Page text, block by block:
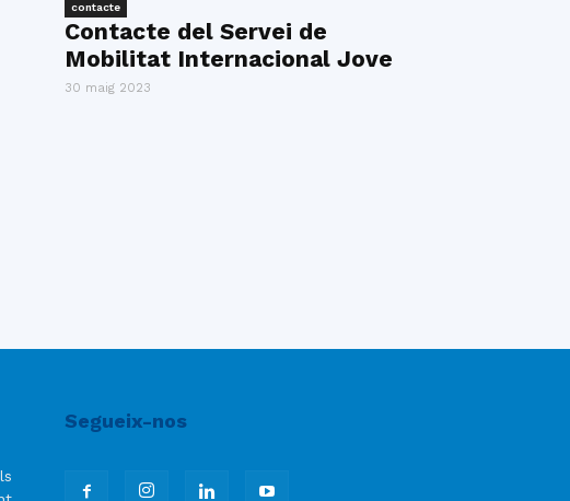
contacte
Contacte del Servei de
Mobilitat Internacional Jove
30 maig 2023
Segueix-nos